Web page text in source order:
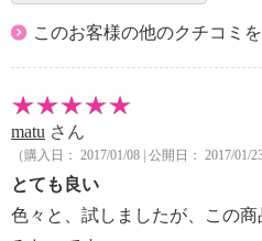
このお客様の他のクチコミ
matu さん
（購入日： 2017/01/08 | 公開日： 2017/01/23
とても良い
色々と、試しましたが、この